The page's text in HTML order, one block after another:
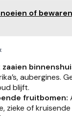
of
zaaien
aubergines.
blijft.
fruitbomen:
zieke of